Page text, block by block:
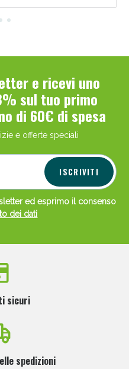
e ricevi uno
sul tuo primo
di 60€ di spesa
e offerte speciali
ISCRIVITI
ed esprimo il consenso
dei dati
sicuri
spedizioni
di Oggi